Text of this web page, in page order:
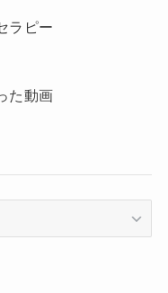
ラピー
た動画